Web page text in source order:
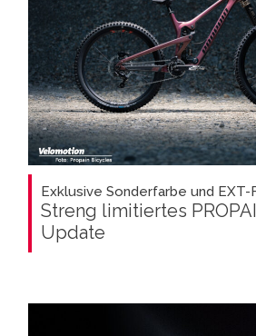
Exklusive Sonderfarbe und EXT-
Streng limitiertes
Update